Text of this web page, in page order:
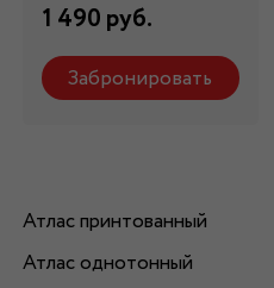
1 490 руб.
Забронировать
Атлас принтованный
Атлас однотонный